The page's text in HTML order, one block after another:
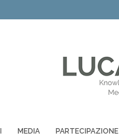
MEDIA PARTECIPAZIONE